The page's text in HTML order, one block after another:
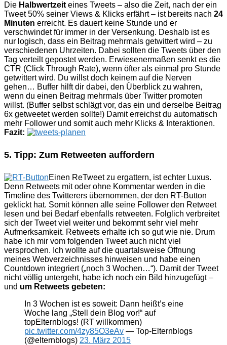
Die Halbwertzeit eines Tweets – also die Zeit, nach der ein
Tweet 50% seiner Views & Klicks erfährt – ist bereits nach 24
Minuten erreicht. Es dauert keine Stunde und er
verschwindet für immer in der Versenkung. Deshalb ist es
nur logisch, dass ein Beitrag mehrmals getwittert wird – zu
verschiedenen Uhrzeiten. Dabei sollten die Tweets über den
Tag verteilt gepostet werden. Erwiesenermaßen senkt es die
CTR (Click Through Rate), wenn öfter als einmal pro Stunde
getwittert wird. Du willst doch keinem auf die Nerven
gehen… Buffer hilft dir dabei, den Überblick zu wahren,
wenn du einen Beitrag mehrmals über Twitter promoten
willst. (Buffer selbst schlägt vor, das ein und derselbe Beitrag
6x getweetet werden sollte!) Damit erreichst du automatisch
mehr Follower und somit auch mehr Klicks & Interaktionen.
Fazit:
5. Tipp: Zum Retweeten auffordern
Einen ReTweet zu ergattern, ist echter Luxus.
Denn Retweets mit oder ohne Kommentar werden in die
Timeline des Twitterers übernommen, der den RT-Button
geklickt hat. Somit können alle seine Follower den Retweet
lesen und bei Bedarf ebenfalls retweeten. Folglich verbreitet
sich der Tweet viel weiter und bekommt sehr viel mehr
Aufmerksamkeit. Retweets erhalte ich so gut wie nie. Drum
habe ich mir vom folgenden Tweet auch nicht viel
versprochen. Ich wollte auf die quartalsweise Öffnung
meines Webverzeichnisses hinweisen und habe einen
Countdown integriert („noch 3 Wochen…“). Damit der Tweet
nicht völlig untergeht, habe ich noch ein Bild hinzugefügt –
und um Retweets gebeten:
In 3 Wochen ist es soweit: Dann heißt’s eine
Woche lang „Stell dein Blog vor!“ auf
topElternblogs! (RT willkommen)
pic.twitter.com/4zy85O3eAv — Top-Elternblogs
(@elternblogs) 23. März 2015